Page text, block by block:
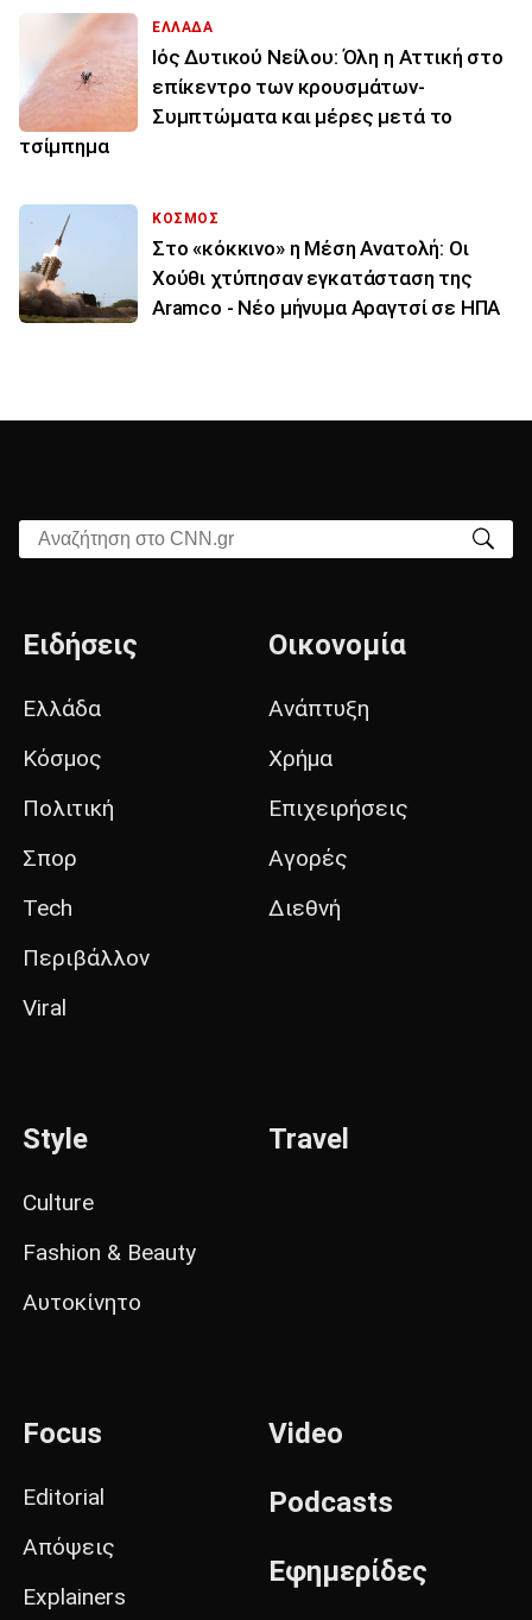
ΕΛΛΑΔΑ
Ιός Δυτικού Νείλου: Όλη η Αττική στο
επίκεντρο των κρουσμάτων-
Συμπτώματα και μέρες μετά το
τσίμπημα
ΚΟΣΜΟΣ
Στο «κόκκινο» η Μέση Ανατολή: Οι
Χούθι χτύπησαν εγκατάσταση της
Aramco - Νέο μήνυμα Αραγτσί σε ΗΠΑ
Αναζήτηση στο CNN.gr
Ειδήσεις
Ελλάδα
Κόσμος
Πολιτική
Σπορ
Tech
Περιβάλλον
Viral
Οικονομία
Ανάπτυξη
Χρήμα
Επιχειρήσεις
Αγορές
Διεθνή
Style
Culture
Fashion & Beauty
Αυτοκίνητο
Travel
Focus
Editorial
Απόψεις
Explainers
Video
Podcasts
Εφημερίδες